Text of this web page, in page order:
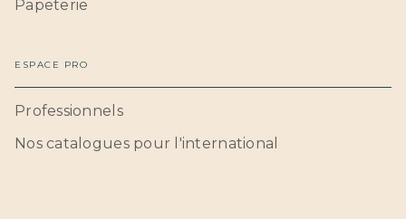
Papeterie
ESPACE PRO
Professionnels
Nos catalogues pour l'international